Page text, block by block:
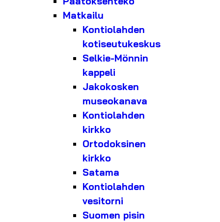
Matkailu
Kontiolahden
kotiseutukeskus
Selkie-Mönnin
kappeli
Jakokosken
museokanava
Kontiolahden
kirkko
Ortodoksinen
kirkko
Satama
Kontiolahden
vesitorni
Suomen pisin